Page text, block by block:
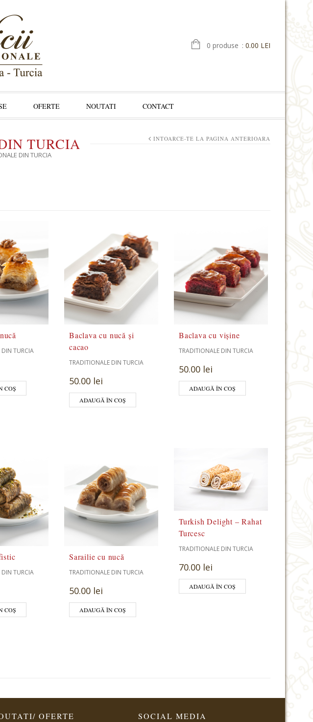
0 produse : 0.00 LEI
OFERTE NOUTATI CONTACT
TURCIA
DIN TURCIA
INTOARCE-TE LA PAGINA ANTERIOARA
TURCIA
COȘ
Baclava cu nucă şi
cacao
TRADITIONALE DIN TURCIA
50.00 lei
ADAUGĂ ÎN COȘ
Baclava cu vişine
TRADITIONALE DIN TURCIA
50.00 lei
ADAUGĂ ÎN COȘ
TURCIA
COȘ
Sarailie cu nucă
TRADITIONALE DIN TURCIA
50.00 lei
ADAUGĂ ÎN COȘ
Turkish Delight – Rahat
Turcesc
TRADITIONALE DIN TURCIA
70.00 lei
ADAUGĂ ÎN COȘ
OFERTE SOCIAL MEDIA